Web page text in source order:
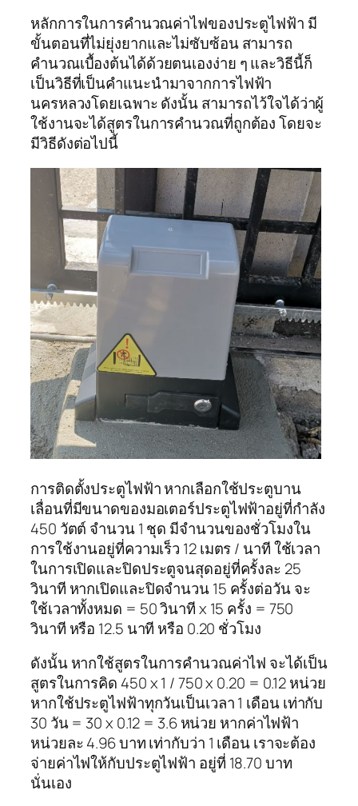
หลักการในการคํานวณค่าไฟของประตูไฟฟ้า มี
ขั้นตอนที่ไม่ยุ่งยากและไม่ซับซ้อน สามารถ
คำนวณเบื้องต้นได้ด้วยตนเองง่าย ๆ และวิธีนี้ก็
เป็นวิธีที่เป็นคำแนะนำมาจากการไฟฟ้า
นครหลวงโดยเฉพาะ ดังนั้น สามารถไว้ใจได้ว่าผู้
ใช้งานจะได้สูตรในการคำนวณที่ถูกต้อง โดยจะ
มีวิธีดังต่อไปนี้
การติดตั้งประตูไฟฟ้า หากเลือกใช้ประตูบาน
เลื่อนที่มีขนาดของมอเตอร์ประตูไฟฟ้าอยู่ที่กำลัง
450 วัตต์ จำนวน 1 ชุด มีจำนวนของชั่วโมงใน
การใช้งานอยู่ที่ความเร็ว 12 เมตร / นาที ใช้เวลา
ในการเปิดและปิดประตูจนสุดอยู่ที่ครั้งละ 25
วินาที หากเปิดและปิดจำนวน 15 ครั้งต่อวัน จะ
ใช้เวลาทั้งหมด = 50 วินาที x 15 ครั้ง = 750
วินาที หรือ 12.5 นาที หรือ 0.20 ชั่วโมง
ดังนั้น หากใช้สูตรในการคํานวณค่าไฟ จะได้เป็น
สูตรในการคิด 450 x 1 / 750 x 0.20 = 0.12 หน่วย
หากใช้ประตูไฟฟ้าทุกวันเป็นเวลา 1 เดือน เท่ากับ
30 วัน = 30 x 0.12 = 3.6 หน่วย หากค่าไฟฟ้า
หน่วยละ 4.96 บาท เท่ากับว่า 1 เดือน เราจะต้อง
จ่ายค่าไฟให้กับประตูไฟฟ้า อยู่ที่ 18.70 บาท
นั่นเอง